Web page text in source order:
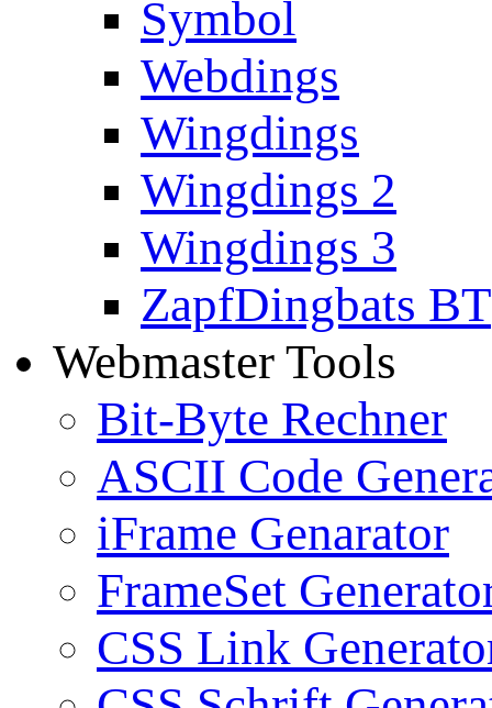
Symbol
Webdings
Wingdings
Wingdings 2
Wingdings 3
ZapfDingbats BT
Webmaster Tools
Bit-Byte Rechner
ASCII Code
iFrame Genarator
FrameSet
CSS Link